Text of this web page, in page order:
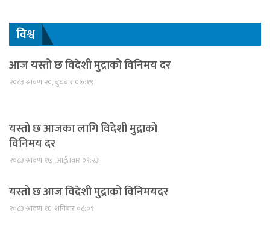
विश्व
आज यस्तो छ विदेशी मुद्राको विनिमय दर
२०८३ श्रावण २०, बुधबार ०७:१९
यस्तो छ आजका लागि विदेशी मुद्राको
विनिमय दर
२०८३ श्रावण १७, आईतवार ०९:२३
यस्तो छ आज विदेशी मुद्राको विनिमयदर
२०८३ श्रावण १६, शनिबार ०८:०९